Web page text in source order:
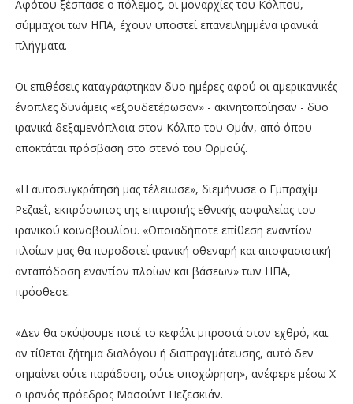
Αφότου ξέσπασε ο πόλεμος, οι μοναρχίες του Κόλπου,
σύμμαχοι των ΗΠΑ, έχουν υποστεί επανειλημμένα ιρανικά
πλήγματα.
Οι επιθέσεις καταγράφτηκαν δυο ημέρες αφού οι αμερικανικές
ένοπλες δυνάμεις «εξουδετέρωσαν» - ακινητοποίησαν - δυο
ιρανικά δεξαμενόπλοια στον Κόλπο του Ομάν, από όπου
αποκτάται πρόσβαση στο στενό του Ορμούζ.
«Η αυτοσυγκράτησή μας τέλειωσε», διεμήνυσε ο Εμπραχίμ
Ρεζαεΐ, εκπρόσωπος της επιτροπής εθνικής ασφαλείας του
ιρανικού κοινοβουλίου. «Οποιαδήποτε επίθεση εναντίον
πλοίων μας θα πυροδοτεί ιρανική σθεναρή και αποφασιστική
ανταπόδοση εναντίον πλοίων και βάσεων» των ΗΠΑ,
πρόσθεσε.
«Δεν θα σκύψουμε ποτέ το κεφάλι μπροστά στον εχθρό, και
αν τίθεται ζήτημα διαλόγου ή διαπραγμάτευσης, αυτό δεν
σημαίνει ούτε παράδοση, ούτε υποχώρηση», ανέφερε μέσω X
ο ιρανός πρόεδρος Μασούντ Πεζεσκιάν.